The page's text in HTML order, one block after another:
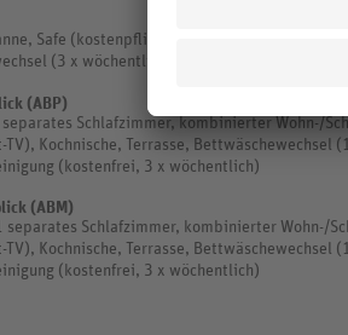
Safe (kostenpflichtig), 1 TV (Sat-TV),
(3 x wöchentlich), Zwischenreinigung
(ABP)
Schlafzimmer, kombinierter Wohn-/
Kochnische, Terrasse, Bettwäschewechsel
(kostenfrei, 3 x wöchentlich)
(ABM)
Schlafzimmer, kombinierter Wohn-/
Kochnische, Terrasse, Bettwäschewechsel
(kostenfrei, 3 x wöchentlich)